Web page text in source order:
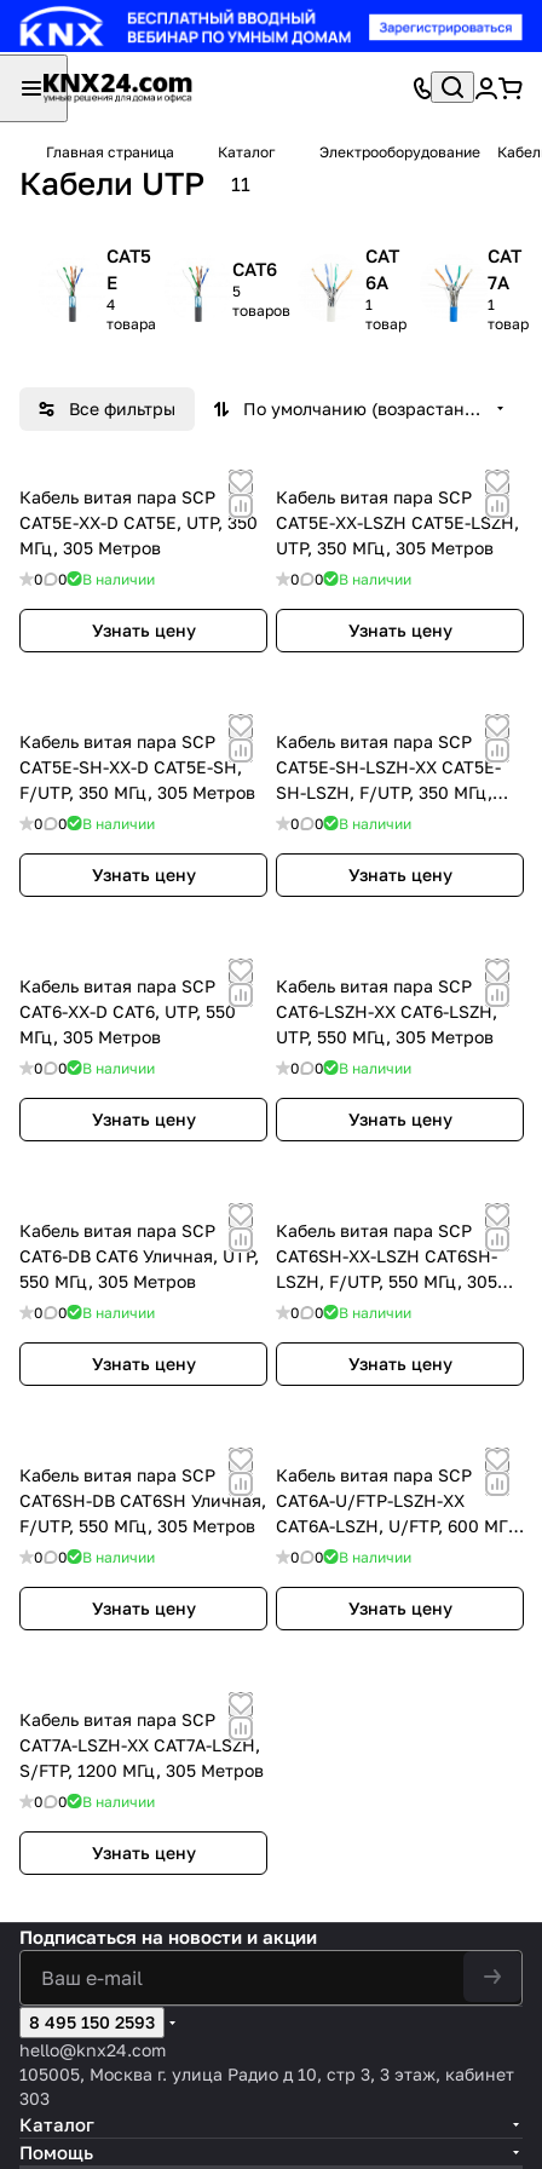
Главная страница Каталог Электрооборудование
Кабели UTP 11
CAT5
E
4
товара
CAT6
5
товаров
CAT
6A
1
товар
CAT
7A
1
товар
Все фильтры По умолчанию (возрастание)
Кабель витая пара SCP
CAT5E-XX-D CAT5Е, UTP, 350
МГц, 305 Метров
0 0 В наличии
Узнать цену
Кабель витая пара SCP
CAT5E-ХХ-LSZH CAT5Е-LSZH,
UTP, 350 МГц, 305 Метров
0 0 В наличии
Узнать цену
Кабель витая пара SCP
CAT5E-SH-XX-D CAT5E-SH,
F/UTP, 350 МГц, 305 Метров
0 0 В наличии
Узнать цену
Кабель витая пара SCP
CAT5E-SH-LSZH-XX CAT5E-
SH-LSZH, F/UTP, 350 МГц,
305 Метров
0 0 В наличии
Узнать цену
Кабель витая пара SCP
CAT6-XX-D CAT6, UTP, 550
МГц, 305 Метров
0 0 В наличии
Узнать цену
Кабель витая пара SCP
CAT6-LSZH-XX CAT6-LSZH,
UTP, 550 МГц, 305 Метров
0 0 В наличии
Узнать цену
Кабель витая пара SCP
CAT6-DB CAT6 Уличная, UTP,
550 МГц, 305 Метров
0 0 В наличии
Узнать цену
Кабель витая пара SCP
CAT6SH-ХХ-LSZH CAT6SH-
LSZH, F/UTP, 550 МГц, 305
Метров
0 0 В наличии
Узнать цену
Кабель витая пара SCP
CAT6SH-DB CAT6SH Уличная,
F/UTP, 550 МГц, 305 Метров
0 0 В наличии
Узнать цену
Кабель витая пара SCP
CAT6A-U/FTP-LSZH-ХХ
CAT6A-LSZH, U/FTP, 600 МГц,
305 Метров
0 0 В наличии
Узнать цену
Кабель витая пара SCP
CAT7A-LSZH-XX CAT7A-LSZH,
S/FTP, 1200 МГц, 305 Метров
0 0 В наличии
Узнать цену
Подписаться на новости и акции
8 495 150 2593
hello@knx24.com
105005, Москва г. улица Радио д 10, стр 3, 3 этаж, кабинет
303
Каталог
Помощь